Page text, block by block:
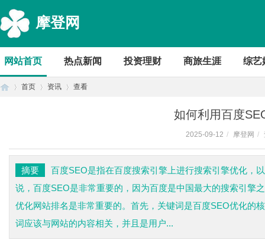
摩登网
网站首页 热点新闻 投资理财 商旅生涯 综艺
首页 资讯 查看
如何利用百度
2025-09-12 / 摩登网 /
摘要
百度SEO是指在百度搜索引擎上进行搜索引擎优化，
说，百度SEO是非常重要的，因为百度是中国最大的搜索引擎
优化网站排名是非常重要的。首先，关键词是百度SEO优化的
词应该与网站的内容相关，并且是用户...